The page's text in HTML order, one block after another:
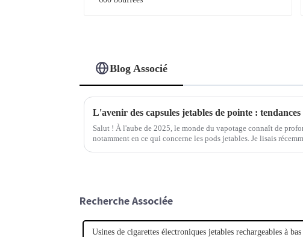
Blog Associé
Salut ! À l'aube de 2025, le monde du vapotage connaît de
notamment en ce qui concerne les pods jetables. Je lisais
Recherche Associée
Usines de cigarettes électroniques jetables rechargeables à